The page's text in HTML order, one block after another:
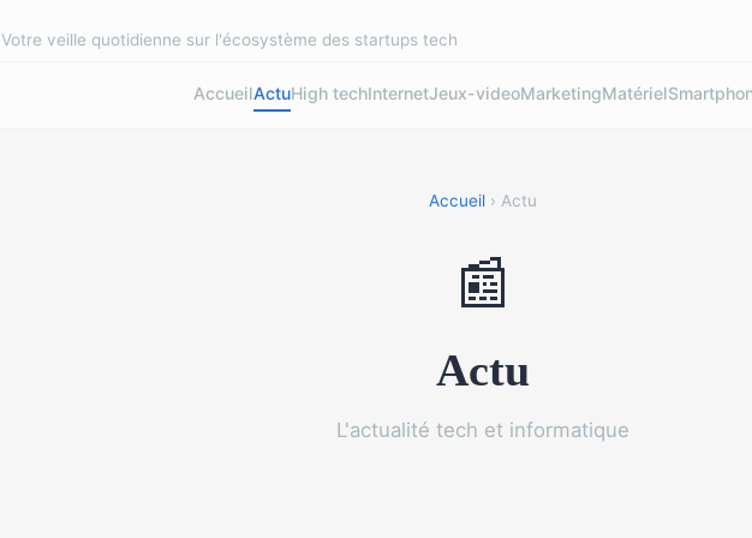
Votre veille quotidienne sur l'écosystème des startups tech
AccueilActuHigh techInternetJeux-videoMarketingMatériel
Accueil › Actu
📰
Actu
L'actualité tech et informatique